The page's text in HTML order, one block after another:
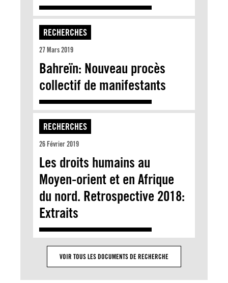
RECHERCHES
27 Mars 2019
Bahreïn: Nouveau procès
collectif de manifestants
RECHERCHES
26 Février 2019
Les droits humains au
Moyen-orient et en Afrique
du nord. Retrospective 2018:
Extraits
VOIR TOUS LES DOCUMENTS DE RECHERCHE